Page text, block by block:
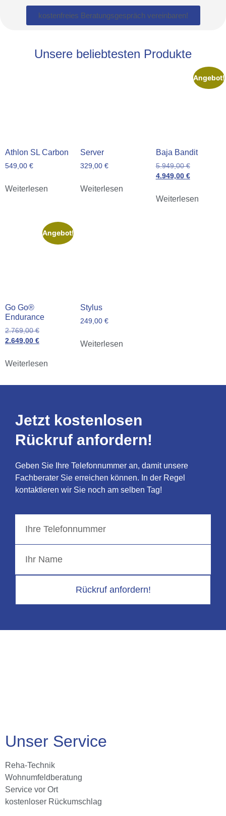
kostenfreies Beratungsgespräch vereinbaren!
Unsere beliebtesten Produkte
Athlon SL Carbon
549,00 €
Weiterlesen
Server
329,00€
Weiterlesen
Angebot!
Baja Bandit
5.949,00€
4.949,00 €
Weiterlesen
Angebot!
Go Go®
Endurance
2.769,00€
2.649,00 €
Weiterlesen
Stylus
249,00€
Weiterlesen
Jetzt kostenlosen
Rückruf anfordern!
Geben Sie Ihre Telefonnummer an, damit unsere
Fachberater Sie erreichen können. In der Regel
kontaktieren wir Sie noch am selben Tag!
Rückruf anfordern!
Unser Service
Reha-Technik
Wohnumfeldberatung
Service vor Ort
kostenloser Rückumschlag